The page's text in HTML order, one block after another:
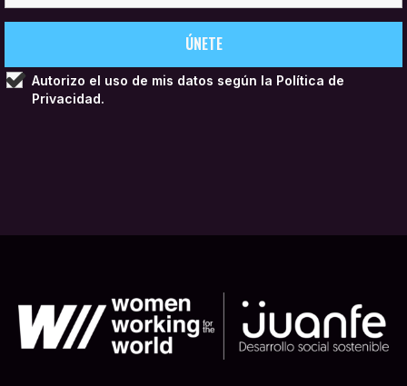
Autorizo el uso de mis datos según la Política de
Privacidad.